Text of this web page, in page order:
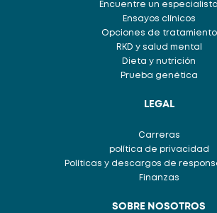
Encuentre un especialista
Ensayos clínicos
Opciones de tratamiento
RKD y salud mental
Dieta y nutrición
Prueba genética
LEGAL
Carreras
política de privacidad
Políticas y descargos de
Finanzas
SOBRE NOSOTROS